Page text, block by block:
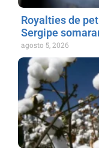
Royalties de
Sergipe
agosto 5, 2026